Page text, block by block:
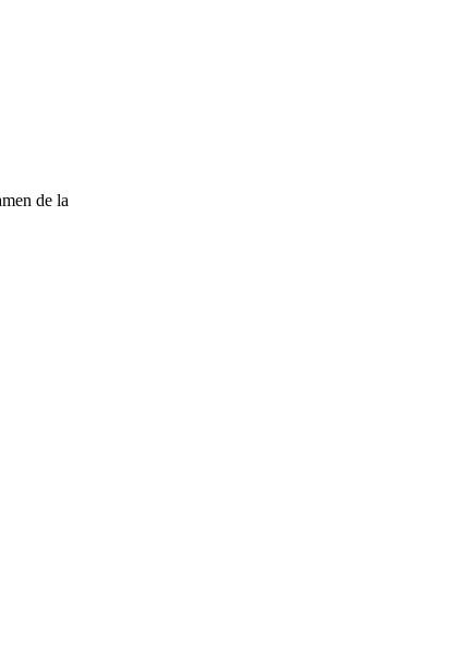
de la